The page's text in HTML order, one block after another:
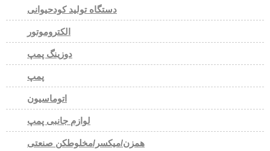
دستگاه تولید کودحیوانی
الکتروموتور
دوزینگ پمپ
پمپ
اتوماسیون
لوازم جانبی پمپ
همزن/میکسر/مخلوطکن صنعتی